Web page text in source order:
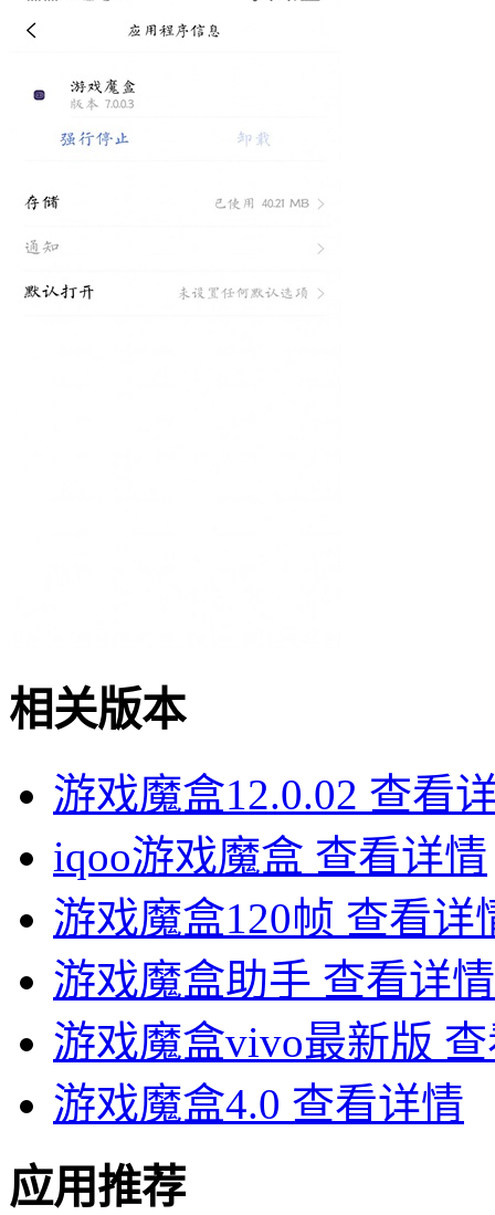
相关版本
游戏魔盒12.0.02 查看
iqoo游戏魔盒 查看详情
游戏魔盒120帧 查看详
游戏魔盒助手 查看详情
游戏魔盒vivo最新版
游戏魔盒4.0 查看详情
应用推荐